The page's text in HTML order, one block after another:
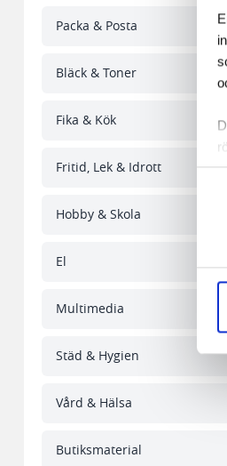
Packa & Posta
Bläck & Toner
Fika & Kök
Fritid, Lek & Idrott
Hobby & Skola
El
Multimedia
Städ & Hygien
Vård & Hälsa
Butiksmaterial